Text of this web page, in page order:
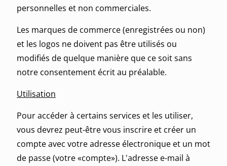
personnelles et non commerciales.
Les marques de commerce (enregistrées ou non)
et les logos ne doivent pas être utilisés ou
modifiés de quelque manière que ce soit sans
notre consentement écrit au préalable.
Utilisation
Pour accéder à certains services et les utiliser,
vous devrez peut-être vous inscrire et créer un
compte avec votre adresse électronique et un mot
de passe (votre «compte»). L'adresse e-mail à